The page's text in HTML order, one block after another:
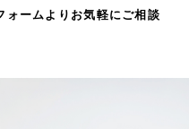
ォームよりお気軽にご相談